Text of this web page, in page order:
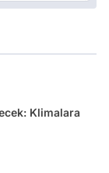
Klimalara